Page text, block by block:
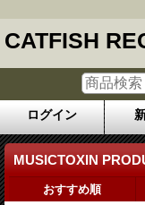
CATFISH
ログイン
MUSICTOXIN
おすすめ順